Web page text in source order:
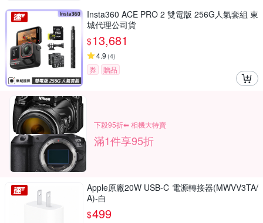
Insta360 ACE PRO 2 雙電版 256G人氣套組 東
城代理公司貨
$13,681
4.9 (4)
券 贈品
下殺95折⬅︎ 相機大特賣
滿1件享95折
Apple原廠20W USB-C 電源轉接器(MWVV3TA/
A)-白
$499